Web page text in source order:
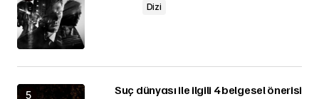
Dizi
Suç dünyası ile ilgili 4 belgesel önerisi